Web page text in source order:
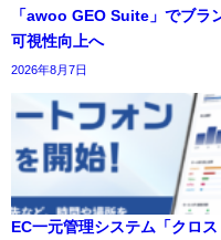
「awoo GEO Suite」でブラ
可視性向上へ
2026年8月7日
EC一元管理システム「クロス